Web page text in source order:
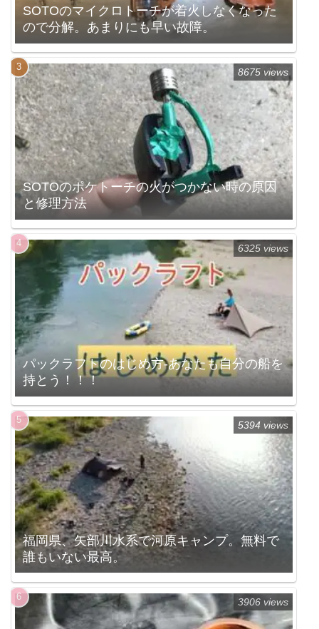
SOTOのマイクロトーチが着火しなくなった
ので分解。あまりにも早い故障。
SOTOのポケトーチの火がつかない時の原因
と修理方法
8675 views
パックラフトのはじめ方-あなたも自分の船を
持とう！！！
6325 views
福岡県、矢部川水系で河原キャンプ。無料で
誰もいない最高。
5394 views
3906 views